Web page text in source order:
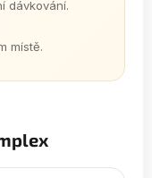
dávkování.
místě.